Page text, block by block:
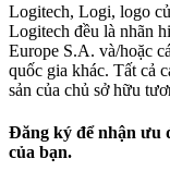
Logitech, Logi, logo
Logitech đều là nhãn
Europe S.A. và/hoặc
quốc gia khác. Tất cả
sản của chủ sở hữu
Đăng ký để nhận ưu
của bạn.